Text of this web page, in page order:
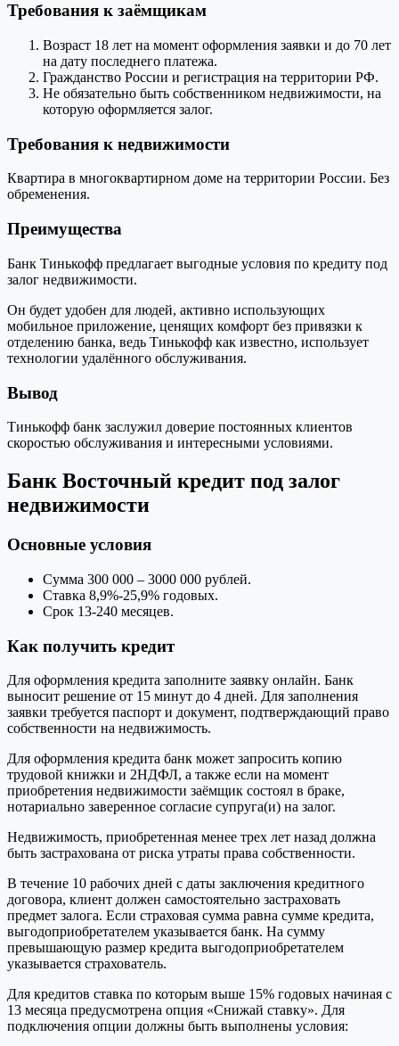
Требования к заёмщикам
Возраст 18 лет на момент оформления заявки и до 70 лет
на дату последнего платежа.
Гражданство России и регистрация на территории РФ.
Не обязательно быть собственником недвижимости, на
которую оформляется залог.
Требования к недвижимости
Квартира в многоквартирном доме на территории России. Без
обременения.
Преимущества
Банк Тинькофф предлагает выгодные условия по кредиту под
залог недвижимости.
Он будет удобен для людей, активно использующих
мобильное приложение, ценящих комфорт без привязки к
отделению банка, ведь Тинькофф как известно, использует
технологии удалённого обслуживания.
Вывод
Тинькофф банк заслужил доверие постоянных клиентов
скоростью обслуживания и интересными условиями.
Банк Восточный кредит под залог
недвижимости
Основные условия
Сумма 300 000 – 3000 000 рублей.
Ставка 8,9%-25,9% годовых.
Срок 13-240 месяцев.
Как получить кредит
Для оформления кредита заполните заявку онлайн. Банк
выносит решение от 15 минут до 4 дней. Для заполнения
заявки требуется паспорт и документ, подтверждающий право
собственности на недвижимость.
Для оформления кредита банк может запросить копию
трудовой книжки и 2НДФЛ, а также если на момент
приобретения недвижимости заёмщик состоял в браке,
нотариально заверенное согласие супруга(и) на залог.
Недвижимость, приобретенная менее трех лет назад должна
быть застрахована от риска утраты права собственности.
В течение 10 рабочих дней с даты заключения кредитного
договора, клиент должен самостоятельно застраховать
предмет залога. Если страховая сумма равна сумме кредита,
выгодоприобретателем указывается банк. На сумму
превышающую размер кредита выгодоприобретателем
указывается страхователь.
Для кредитов ставка по которым выше 15% годовых начиная с
13 месяца предусмотрена опция «Снижай ставку». Для
подключения опции должны быть выполнены условия: